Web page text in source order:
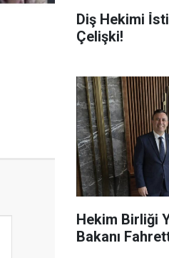
Diş Hekimi
Çelişki!
Hekim Birliği
Bakanı